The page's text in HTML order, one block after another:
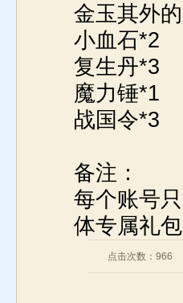
金玉其外
小血石*2
复生丹*3
魔力锤*1
战国令*3
备注：
每个账号
体专属礼
点击次数：966